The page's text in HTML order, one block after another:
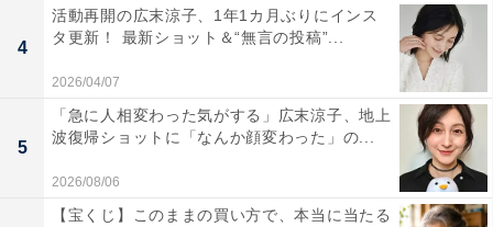
4
活動再開の広末涼子、1年1カ月ぶりにインス
タ更新！ 最新ショット＆“無言の投稿”...
2026/04/07
5
「急に人相変わった気がする」広末涼子、地上
波復帰ショットに「なんか顔変わった」の...
2026/08/06
【宝くじ】このままの買い方で、本当に当たる